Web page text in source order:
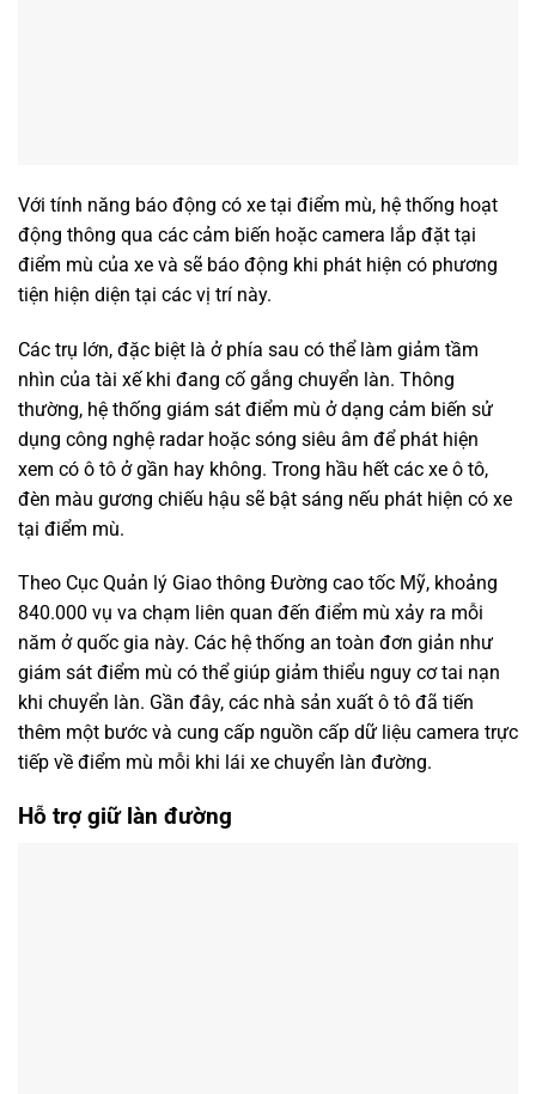
Với tính năng báo động có xe tại điểm mù, hệ thống hoạt
động thông qua các cảm biến hoặc camera lắp đặt tại
điểm mù của xe và sẽ báo động khi phát hiện có phương
tiện hiện diện tại các vị trí này.
Các trụ lớn, đặc biệt là ở phía sau có thể làm giảm tầm
nhìn của tài xế khi đang cố gắng chuyển làn. Thông
thường, hệ thống giám sát điểm mù ở dạng cảm biến sử
dụng công nghệ radar hoặc sóng siêu âm để phát hiện
xem có ô tô ở gần hay không. Trong hầu hết các xe ô tô,
đèn màu gương chiếu hậu sẽ bật sáng nếu phát hiện có xe
tại điểm mù.
Theo Cục Quản lý Giao thông Đường cao tốc Mỹ, khoảng
840.000 vụ va chạm liên quan đến điểm mù xảy ra mỗi
năm ở quốc gia này. Các hệ thống an toàn đơn giản như
giám sát điểm mù có thể giúp giảm thiểu nguy cơ tai nạn
khi chuyển làn. Gần đây, các nhà sản xuất ô tô đã tiến
thêm một bước và cung cấp nguồn cấp dữ liệu camera trực
tiếp về điểm mù mỗi khi lái xe chuyển làn đường.
Hỗ trợ giữ làn đường